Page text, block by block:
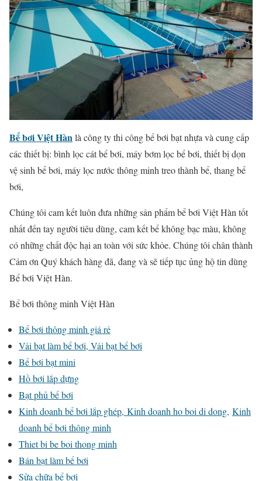
Bể bơi Việt Hànlà công ty thi công bể bơi bạt nhựa và cung cấp
các thiết bị: bình lọc cát bể bơi, máy bơm lọc bể bơi, thiết bị dọn
vệ sinh bể bơi, máy lọc nước thông minh treo thành bể, thang bể
bơi,
Chúng tôi cam kết luôn đưa những sản phẩm bể bơi Việt Hàn tốt
nhất đến tay người tiêu dùng, cam kết bể không bạc màu, không
có những chất độc hại an toàn với sức khỏe. Chúng tôi chân thành
Cảm ơn Quý khách hàng đã, đang và sẽ tiếp tục ủng hộ tin dùng
Bể bơi Việt Hàn.
Bể bơi thông minh Việt Hàn
Bể bơi thông minh giá rẻ
Vải bạt làm bể bơi, Vải bạt bể bơi
Bể bơi bạt mini
Hồ bơi lắp dựng
Bạt phủ bể bơi
Kinh doanh bể bơi lắp ghép, Kinh doanh ho boi di dong, Kinh
doanh bể bơi thông minh
Thiet bi be boi thong minh
Bán bạt làm bể bơi
Sửa chữa bể bơi